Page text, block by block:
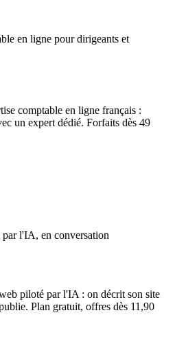
en ligne pour dirigeants et
comptable en ligne français :
un expert dédié. Forfaits dès 49
l'IA, en conversation
piloté par l'IA : on décrit son site
Plan gratuit, offres dès 11,90